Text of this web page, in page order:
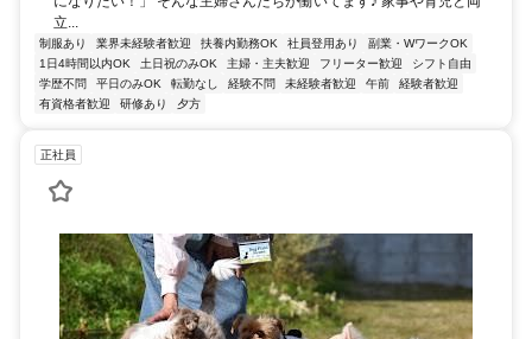
立...
制服あり 業界未経験者歓迎 扶養内勤務OK 社員登用あり
副業・WワークOK
1日4時間以内OK
土日祝のみOK 主婦・主夫歓迎 フリーター歓迎
シフト自由
学歴不問
平日のみOK 転勤なし 経験不問 未経験者歓迎 午前
経験者歓迎
有資格者歓迎
研修あり 夕方
正社員